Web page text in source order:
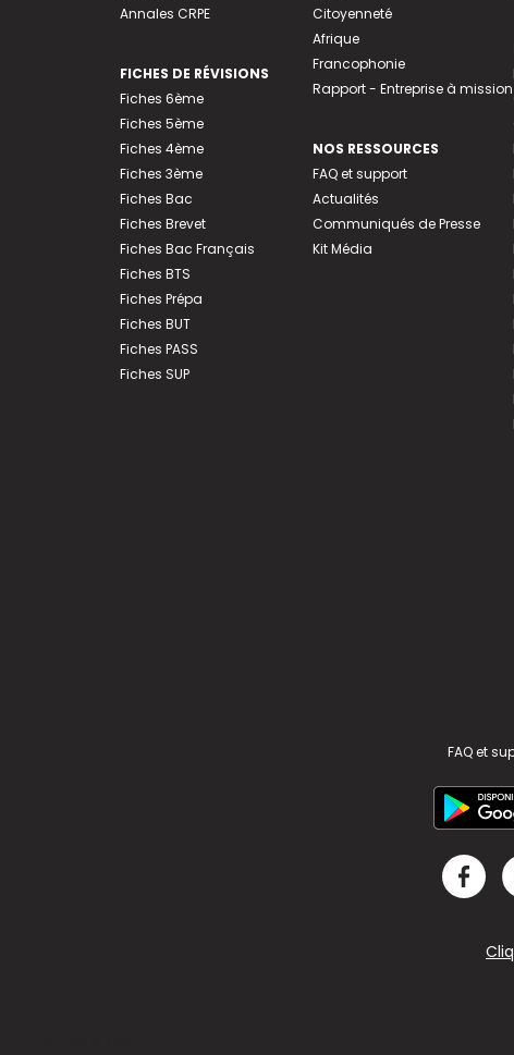
Annales CRPE
FICHES DE RÉVISIONS
Fiches 6ème
Fiches 5ème
Fiches 4ème
Fiches 3ème
Fiches Bac
Fiches Brevet
Fiches Bac Français
Fiches BTS
Fiches Prépa
Fiches BUT
Fiches PASS
Fiches SUP
Citoyenneté
Afrique
Francophonie
Rapport - Entreprise à mission
NOS RESSOURCES
FAQ et support
Actualités
Communiqués de Presse
Kit Média
FAQ et